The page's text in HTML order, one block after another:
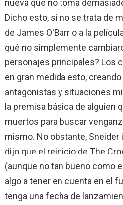
nueva que no toma
Dicho esto, si no se trata de
de James O'Barr o a la
qué no simplemente
personajes principales? Los
en gran medida esto,
antagonistas y situaciones
la premisa básica de alguien
muertos para buscar
mismo. No obstante,
dijo que el reinicio de The
(aunque no tan bueno como
algo a tener en cuenta en el
tenga una fecha de